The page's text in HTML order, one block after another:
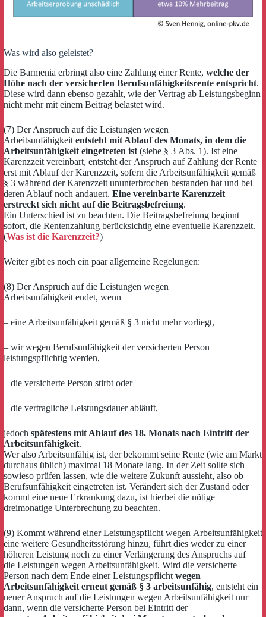
Was wird also geleistet?
Die Barmenia erbringt also eine Zahlung einer Rente, welche der
Höhe nach der versicherten Berufsunfähigkeitsrente entspricht.
Diese wird dann ebenso gezahlt, wie der Vertrag ab Leistungsbeginn
nicht mehr mit einem Beitrag belastet wird.
(7) Der Anspruch auf die Leistungen wegen
Arbeitsunfähigkeit entsteht mit Ablauf des Monats, in dem die
Arbeitsunfähigkeit eingetreten ist (siehe § 3 Abs. 1). Ist eine
Karenzzeit vereinbart, entsteht der Anspruch auf Zahlung der Rente
erst mit Ablauf der Karenzzeit, sofern die Arbeitsunfähigkeit gemäß
§ 3 während der Karenzzeit ununterbrochen bestanden hat und bei
deren Ablauf noch andauert. Eine vereinbarte Karenzzeit
erstreckt sich nicht auf die Beitragsbefreiung.
Ein Unterschied ist zu beachten. Die Beitragsbefreiung beginnt
sofort, die Rentenzahlung berücksichtig eine eventuelle Karenzzeit.
(Was ist die Karenzzeit?)
Weiter gibt es noch ein paar allgemeine Regelungen:
(8) Der Anspruch auf die Leistungen wegen
Arbeitsunfähigkeit endet, wenn
– eine Arbeitsunfähigkeit gemäß § 3 nicht mehr vorliegt,
– wir wegen Berufsunfähigkeit der versicherten Person
leistungspflichtig werden,
– die versicherte Person stirbt oder
– die vertragliche Leistungsdauer abläuft,
jedoch spätestens mit Ablauf des 18. Monats nach Eintritt der
Arbeitsunfähigkeit.
Wer also Arbeitsunfähig ist, der bekommt seine Rente (wie am Markt
durchaus üblich) maximal 18 Monate lang. In der Zeit sollte sich
sowieso prüfen lassen, wie die weitere Zukunft aussieht, also ob
Berufsunfähigkeit eingetreten ist. Verändert sich der Zustand oder
kommt eine neue Erkrankung dazu, ist hierbei die nötige
dreimonatige Unterbrechung zu beachten.
(9) Kommt während einer Leistungspflicht wegen Arbeitsunfähigkeit
eine weitere Gesundheitsstörung hinzu, führt dies weder zu einer
höheren Leistung noch zu einer Verlängerung des Anspruchs auf
die Leistungen wegen Arbeitsunfähigkeit. Wird die versicherte
Person nach dem Ende einer Leistungspflicht wegen
Arbeitsunfähigkeit erneut gemäß § 3 arbeitsunfähig, entsteht ein
neuer Anspruch auf die Leistungen wegen Arbeitsunfähigkeit nur
dann, wenn die versicherte Person bei Eintritt der